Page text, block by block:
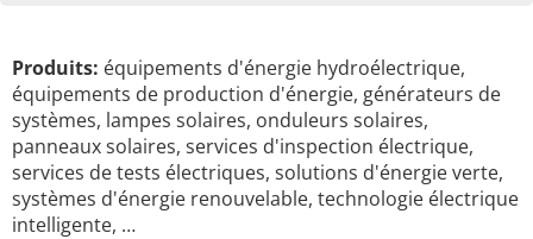
Produits: équipements d'énergie hydroélectrique,
équipements de production d'énergie, générateurs de
systèmes, lampes solaires, onduleurs solaires,
panneaux solaires, services d'inspection électrique,
services de tests électriques, solutions d'énergie verte,
systèmes d'énergie renouvelable, technologie électrique
intelligente, …